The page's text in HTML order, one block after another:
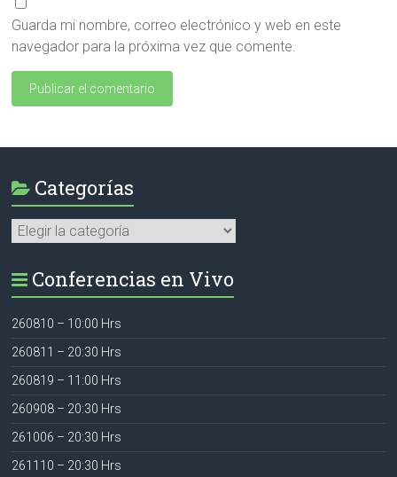
Guarda mi nombre, correo electrónico y web en este
navegador para la próxima vez que comente.
Categorías
Categorías
Conferencias en Vivo
260810 – 10:00 Hrs
260811 – 20:30 Hrs
260819 – 11:00 Hrs
260908 – 20:30 Hrs
261006 – 20:30 Hrs
261110 – 20:30 Hrs